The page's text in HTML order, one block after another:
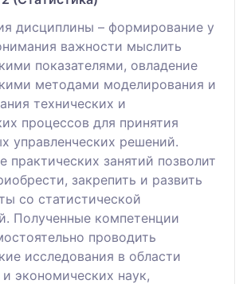
дисциплины – формирование у
важности мыслить
показателями, овладение
методами моделирования и
технических и
процессов для принятия
управленческих решений.
практических занятий позволит
закрепить и развить
со статистической
Полученные компетенции
проводить
исследования в области
экономических наук,